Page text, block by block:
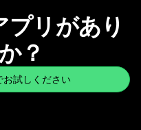
リがあり
？
試しください